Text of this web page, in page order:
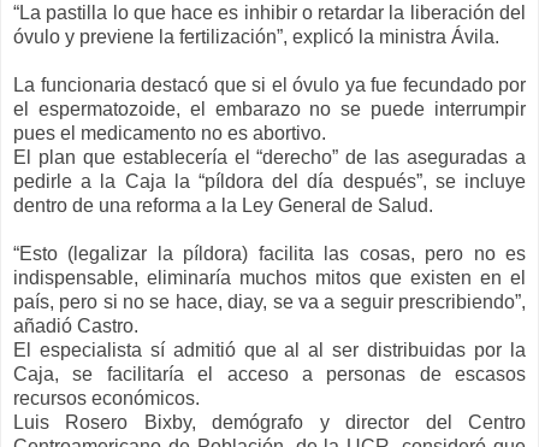
“La pastilla lo que hace es inhibir o retardar la liberación del
óvulo y previene la fertilización”, explicó la ministra Ávila.
La funcionaria destacó que si el óvulo ya fue fecundado por
el espermatozoide, el embarazo no se puede interrumpir
pues el medicamento no es abortivo.
El plan que establecería el “derecho” de las aseguradas a
pedirle a la Caja la “píldora del día después”, se incluye
dentro de una reforma a la Ley General de Salud.
“Esto (legalizar la píldora) facilita las cosas, pero no es
indispensable, eliminaría muchos mitos que existen en el
país, pero si no se hace, diay, se va a seguir prescribiendo”,
añadió Castro.
El especialista sí admitió que al al ser distribuidas por la
Caja, se facilitaría el acceso a personas de escasos
recursos económicos.
Luis Rosero Bixby, demógrafo y director del Centro